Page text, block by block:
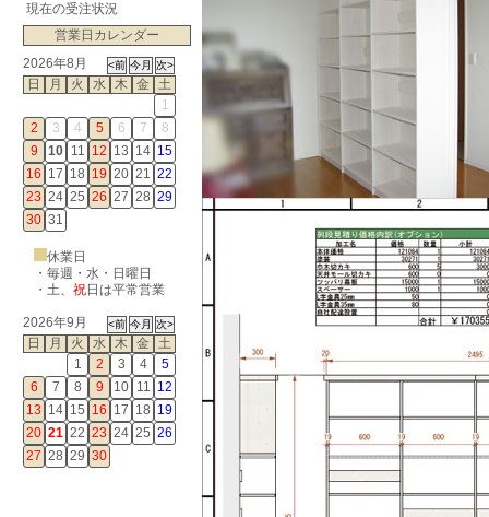
現在の受注状況
営業日カレンダー
2026年8月
日
月 火 水 木 金
土
1
2
3 4 5 6 7
8
9
10 11 12 13 14 15
16 17 18 19 20 21 22
23 24 25 26 27 28 29
30 31
休業日
・毎週・水・日曜日
・ 土、 祝日は平常営業
2026年9月
日
月 火 水 木 金
土
1
2 3 4
5
6
7 8 9 10 11 12
13 14 15 16 17 18 19
20 21 22 23 24 25 26
27 28 29 30